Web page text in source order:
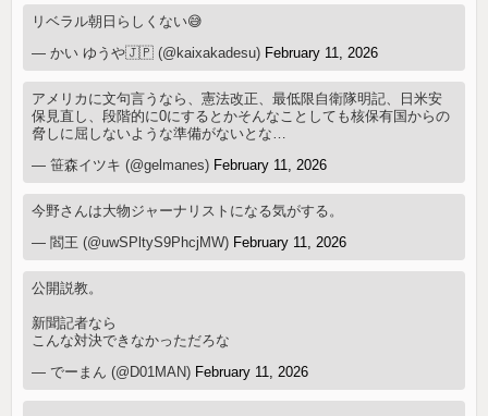
リベラル朝日らしくない😅
— かい ゆうや🇯🇵 (@kaixakadesu) February 11, 2026
アメリカに文句言うなら、憲法改正、最低限自衛隊明記、日米安
保見直し、段階的に0にするとかそんなことしても核保有国からの
脅しに屈しないような準備がないとな…
— 笹森イツキ (@gelmanes) February 11, 2026
今野さんは大物ジャーナリストになる気がする。
— 閻王 (@uwSPltyS9PhcjMW) February 11, 2026
公開説教。
新聞記者なら
こんな対決できなかっただろな
— でーまん (@D01MAN) February 11, 2026